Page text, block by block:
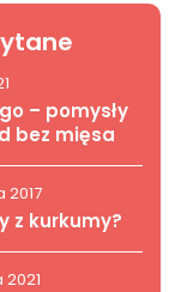
– pomysły
bez mięsa
2017
z kurkumy?